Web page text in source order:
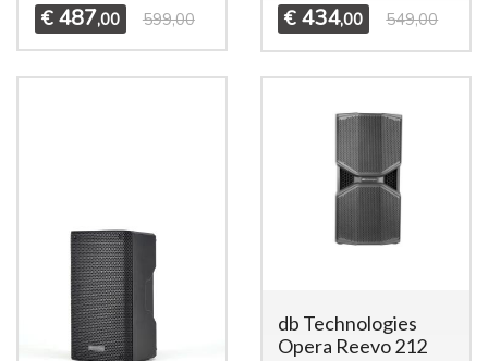
€ 487,00 599,00
€ 434,00 549,00
db Technologies
Opera Reevo 212